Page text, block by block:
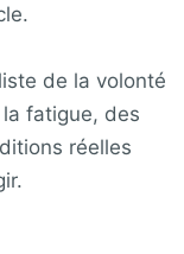
de la volonté
fatigue, des
réelles